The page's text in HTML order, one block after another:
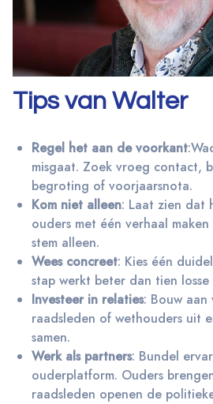
Tips van Walter
Regel het aan de voorkant:
misgaat. Zoek vroeg contact,
begroting of voorjaarsnota.
Kom niet alleen: Laat zien dat
ouders met één verhaal
stem alleen.
Wees concreet: Kies één
stap werkt beter dan tien losse
Investeer in relaties: Bouw
raadsleden of wethouders uit
samen.
Werk als partners: Bundel
ouderplatform. Ouders
raadsleden openen de